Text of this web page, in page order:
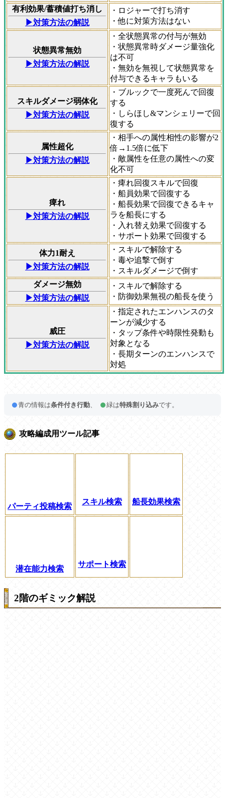
有利効果/蓄積値打ち消し
▶対策方法の解説
・ロジャーで打ち消す
・他に対策方法はない
状態異常無効
▶対策方法の解説
・全状態異常の付与が無効
・状態異常時ダメージ量強化
は不可
・無効を無視して状態異常を
付与できるキャラもいる
スキルダメージ弱体化
▶対策方法の解説
・ブルックで一度死んで回復
する
・しらほし&マンシェリーで回
復する
属性超化
▶対策方法の解説
・相手への属性相性の影響が2
倍→1.5倍に低下
・敵属性を任意の属性への変
化不可
痺れ
▶対策方法の解説
・痺れ回復スキルで回復
・船員効果で回復する
・船長効果で回復できるキャ
ラを船長にする
・入れ替え効果で回復する
・サポート効果で回復する
体力1耐え
▶対策方法の解説
・スキルで解除する
・毒や追撃で倒す
・スキルダメージで倒す
ダメージ無効
▶対策方法の解説
・スキルで解除する
・防御効果無視の船長を使う
威圧
▶対策方法の解説
・指定されたエンハンスのタ
ーンが減少する
・タップ条件や時限性発動も
対象となる
・長期ターンのエンハンスで
対処
青の情報は条件付き行動 緑は特殊割り込みです。
攻略編成用ツール記事
パーティ投稿検索
スキル検索 船長効果検索
潜在能力検索
サポート検索
2階のギミック解説